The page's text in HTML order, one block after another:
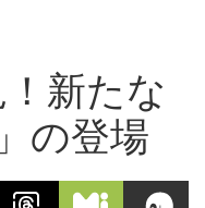
新たな
の登場